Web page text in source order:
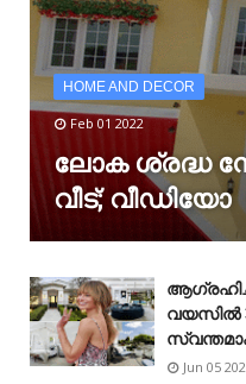
HOME AND DECOR
Feb 01 2022
ലോക ശ്രദ്ധ
വീട്; വീഡിയോ
വയസിൽ
Jun 05